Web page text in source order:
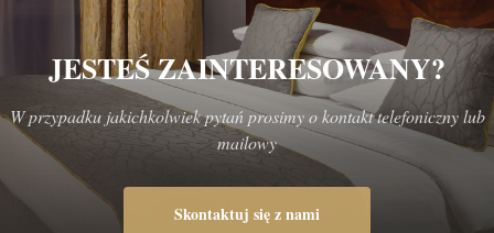
JESTEŚ ZAINTERESOWANY?
W przypadku jakichkolwiek pytań prosimy o kontakt telefoniczny lub
mailowy
Skontaktuj się z nami